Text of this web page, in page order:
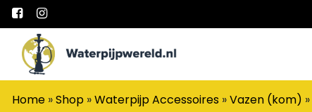
Main Navigation
Home »Shop »Waterpijp Accessoires »Vazen (kom) »